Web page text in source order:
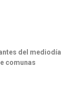
del mediodía
comunas